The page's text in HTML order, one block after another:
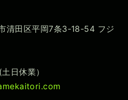
清田区平岡7条3-18-54 フジ
日休業）